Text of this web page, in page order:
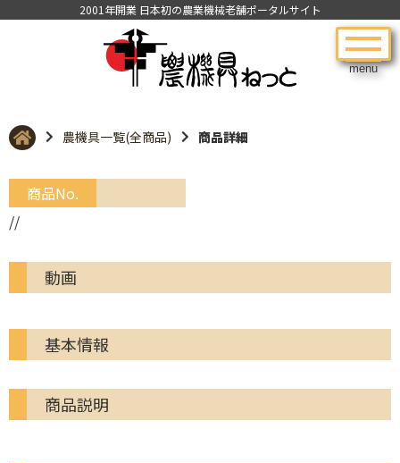
menu
2001年開業 日本初の農業機械老舗ポータルサイト
農機具一覧(全商品) 商品詳細
商品No.
//
動画
基本情報
商品説明